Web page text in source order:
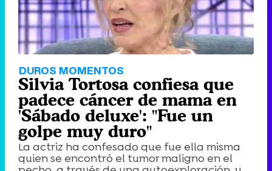
DUROS MOMENTOS
Silvia Tortosa confiesa que
padece cáncer de mama en
'Sábado deluxe': "Fue un
golpe muy duro"
La actriz ha confesado que fue ella misma
quien se encontró el tumor maligno en el